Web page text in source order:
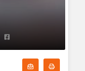
Odoberať